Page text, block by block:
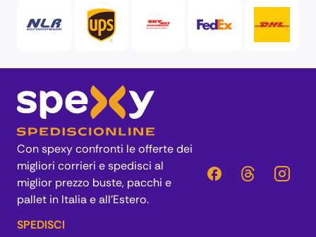
Con spexy confronti le offerte dei
migliori corrieri e spedisci al
miglior prezzo buste, pacchi e
pallet in Italia e all’Estero.
SPEDISCI